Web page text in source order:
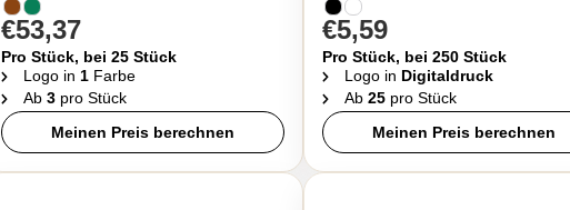
€53,37
Pro Stück, bei 25 Stück
Logo in 1 Farbe
Ab 3 pro Stück
Meinen Preis berechnen
€5,59
Pro Stück, bei 250 Stück
Logo in Digitaldruck
Ab 25pro Stück
Meinen Preis berechnen